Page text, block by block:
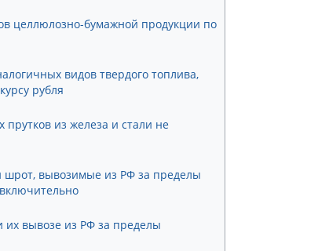
целлюлозно-бумажной продукции по
видов твердого топлива,
рубля
прутков из железа и стали не
шрот, вывозимые из РФ за пределы
вывозе из РФ за пределы